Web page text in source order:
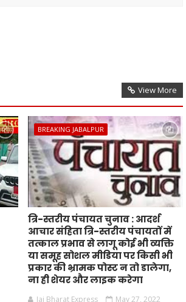
View More
BREAKING JABALPUR
त्रि-स्तरीय पंचायत चुनाव : आदर्श
आचार संहिता त्रि-स्तरीय पंचायतों में
तत्काल प्रभाव से लागू कोई भी व्यक्ति
या समूह सोशल मीडिया पर किसी भी
प्रकार की भ्रामक पोस्ट न तो डालेगा,
ना ही शेयर और लाइक करेगा
Jai Bharat Express May 27, 2022